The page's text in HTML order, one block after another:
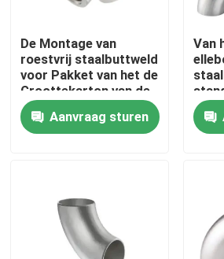
Thuis
Producten
Over ons
Fabriekstocht
De Montage van
roestvrij staalbuttweld
voor Pakket van het de
Groottekarton van de
Voedselverwerking het
Aangepaste
Aanvraag sturen
Van